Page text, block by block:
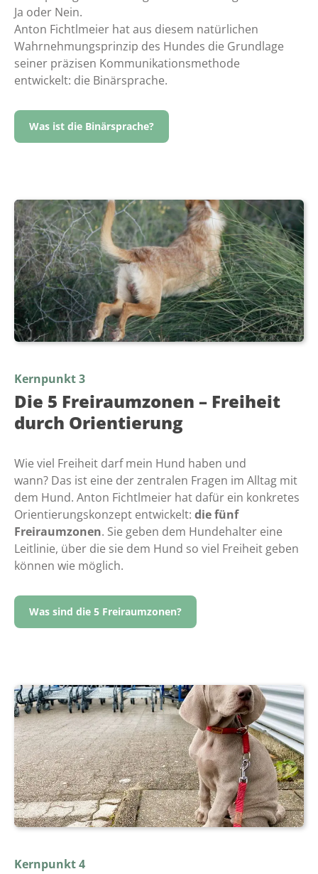
Ja oder Nein.
Anton Fichtlmeier hat aus diesem natürlichen
Wahrnehmungsprinzip des Hundes die Grundlage
seiner präzisen Kommunikationsmethode
entwickelt: die Binärsprache.
Was ist die Binärsprache?
Kernpunkt 3
Die 5 Freiraumzonen – Freiheit
durch Orientierung
Wie viel Freiheit darf mein Hund haben und
wann? Das ist eine der zentralen Fragen im Alltag mit
dem Hund. Anton Fichtlmeier hat dafür ein konkretes
Orientierungskonzept entwickelt: die fünf
Freiraumzonen. Sie geben dem Hundehalter eine
Leitlinie, über die sie dem Hund so viel Freiheit geben
können wie möglich.
Was sind die 5 Freiraumzonen?
Kernpunkt 4